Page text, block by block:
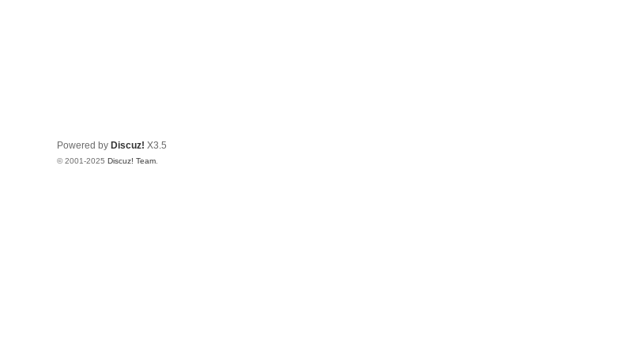
Powered by Discuz! X3.5
© 2001-2025 Discuz! Team